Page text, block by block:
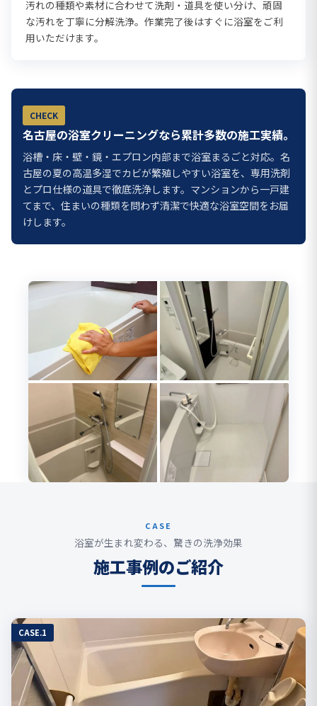
汚れの種類や素材に合わせて洗剤・道具を使い分け、頑固
な汚れを丁寧に分解洗浄。作業完了後はすぐに浴室をご利
用いただけます。
CHECK
名古屋の浴室クリーニングなら累計多数の施工実績。
浴槽・床・壁・鏡・エプロン内部まで浴室まるごと対応。名
古屋の夏の高温多湿でカビが繁殖しやすい浴室を、専用洗剤
とプロ仕様の道具で徹底洗浄します。マンションから一戸建
てまで、住まいの種類を問わず清潔で快適な浴室空間をお届
けします。
CASE
浴室が生まれ変わる、驚きの洗浄効果
施工事例のご紹介
CASE.1